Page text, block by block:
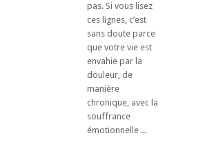
pas. Si vous lisez
ces lignes, c’est
sans doute parce
que votre vie est
envahie par la
douleur, de
manière
chronique, avec la
souffrance
émotionnelle ...